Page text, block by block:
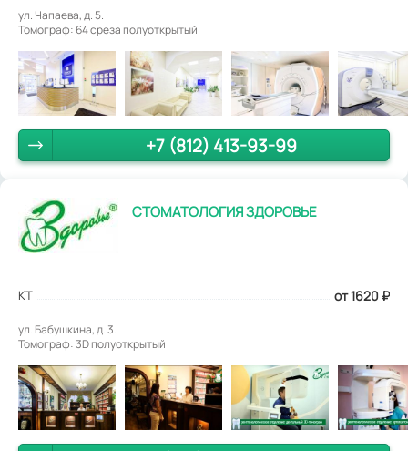
ул. Чапаева, д. 5.
Томограф: 64 среза полуоткрытый
+7 (812) 413-93-99
СТОМАТОЛОГИЯ ЗДОРОВЬЕ
КТ от 1620 ₽
ул. Бабушкина, д. 3.
Томограф: 3D полуоткрытый